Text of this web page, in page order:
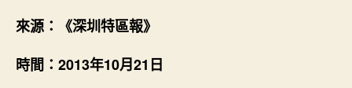
來源：《深圳特區報》
時間：2013年10月21日